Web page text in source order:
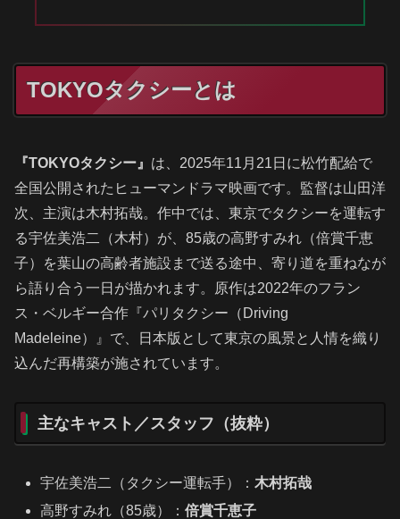
TOKYOタクシーとは
『TOKYOタクシー』 は、2025年11月21日に松竹配給で
全国公開されたヒューマンドラマ映画です。監督は山田洋
次、主演は木村拓哉。作中では、東京でタクシーを運転す
る宇佐美浩二（木村）が、85歳の高野すみれ（倍賞千恵
子）を葉山の高齢者施設まで送る途中、寄り道を重ねなが
ら語り合う一日が描かれます。原作は2022年のフラン
ス・ベルギー合作『パリタクシー（Driving
Madeleine）』で、日本版として東京の風景と人情を織り
込んだ再構築が施されています。
主なキャスト／スタッフ（抜粋）
宇佐美浩二（タクシー運転手）：木村拓哉
高野すみれ（85歳）：倍賞千恵子